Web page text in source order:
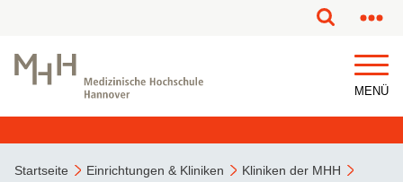
MENÜ
Startseite Einrichtungen & Kliniken
Kliniken der MHH